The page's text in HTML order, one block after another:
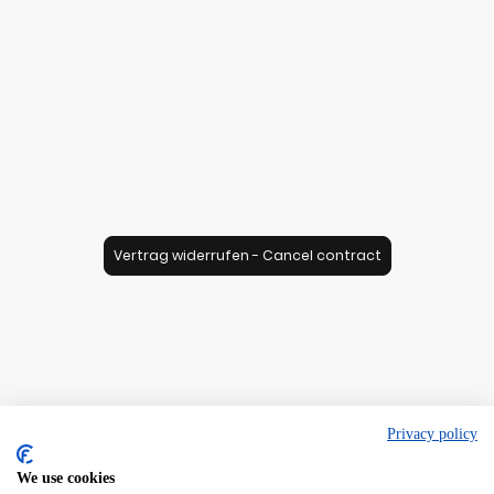
Vertrag widerrufen - Cancel contract
Privacy policy
We use cookies